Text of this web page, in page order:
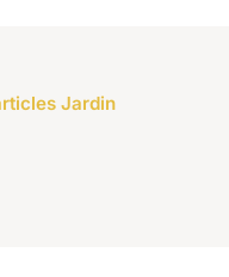
Jardin